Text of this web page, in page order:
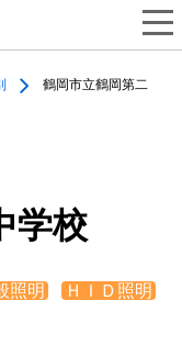
鶴岡市立鶴岡第二
学校
照明
ＨＩＤ照明